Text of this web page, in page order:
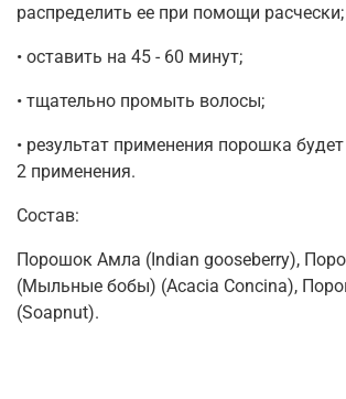
распределить ее при помощи расчески;
• оставить на 45 - 60 минут;
• тщательно промыть волосы;
• результат применения порошка
2 применения.
Состав:
Порошок Амла (Indian gooseberry),
(Мыльные бобы) (Acacia Concina),
(Soapnut).